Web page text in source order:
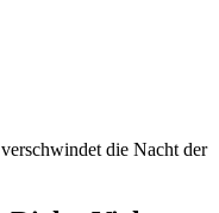
die Nacht der